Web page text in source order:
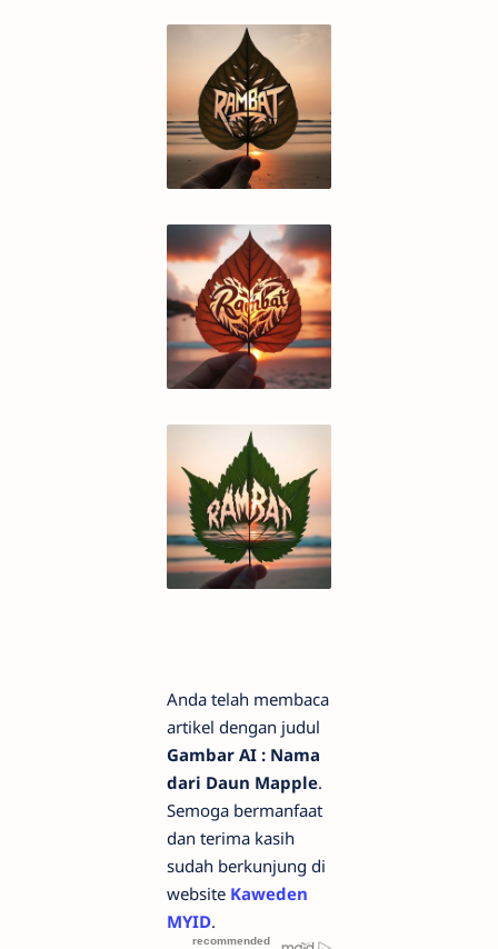
Anda telah membaca
artikel dengan judul
Gambar AI : Nama
dari Daun Mapple.
Semoga bermanfaat
dan terima kasih
sudah berkunjung di
website Kaweden
MYID.